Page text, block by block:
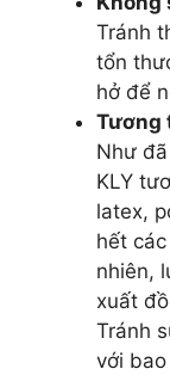
Tránh
tổn
hở để
Tương
Như
KLY
latex,
hết
nhiên,
xuất
Tránh
với